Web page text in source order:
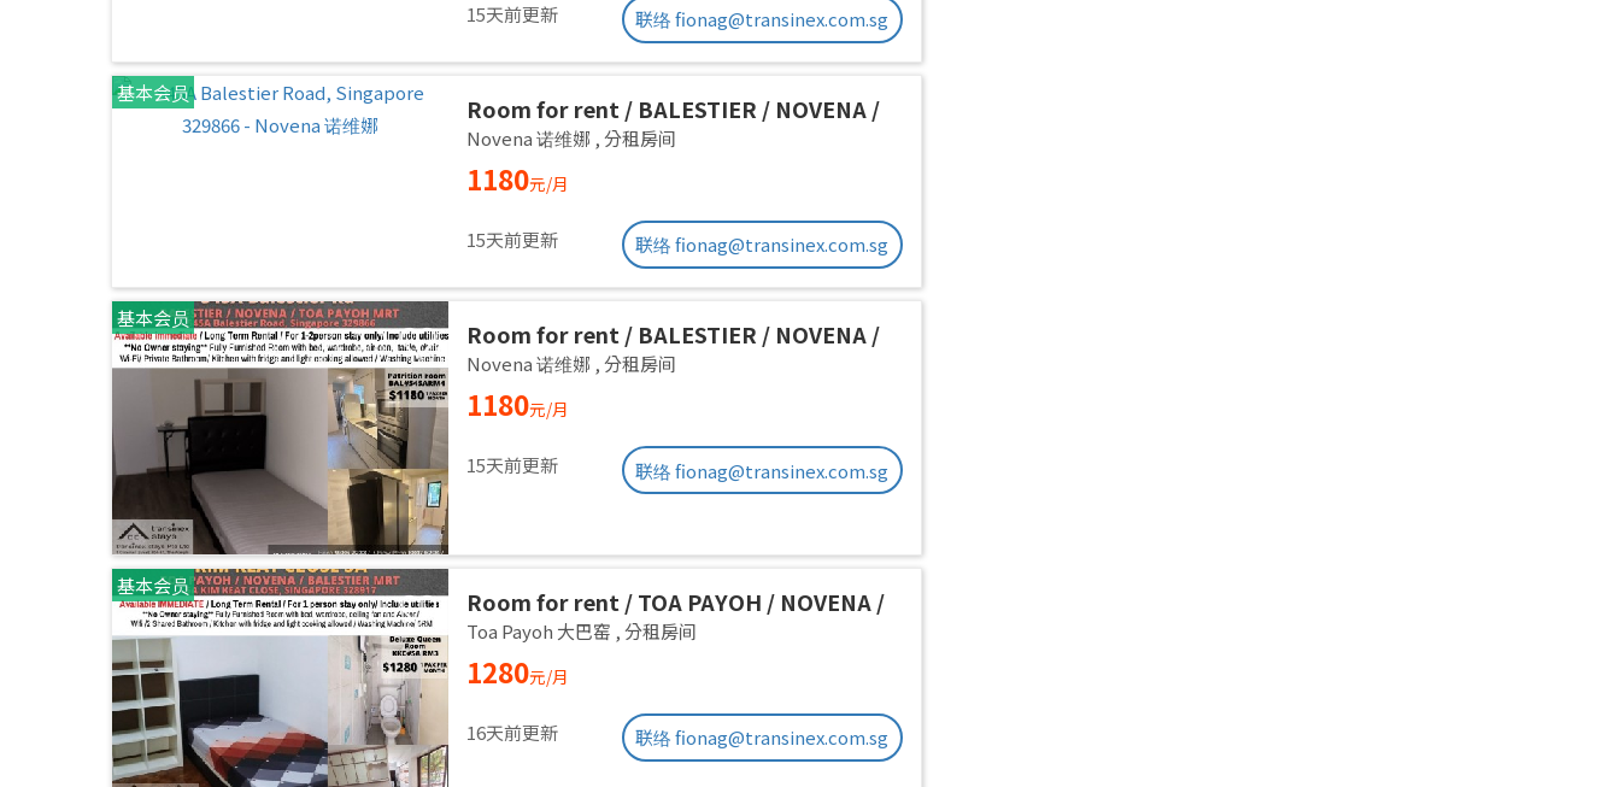
15天前更新 联络 fionag@transinex.com.sg
基本会员
Room for rent / BALESTIER / NOVENA /
Common room / 1pax stay / Available
immediate
Novena 诺维娜 ,分租房间
1180元/月
15天前更新 联络 fionag@transinex.com.sg
基本会员
Room for rent / BALESTIER / NOVENA /
Common room / 1pax stay / Available
immediate
Novena 诺维娜 ,分租房间
1180元/月
15天前更新 联络 fionag@transinex.com.sg
基本会员
Room for rent / TOA PAYOH / NOVENA /
Common room / 1pax stay / Available
immediate
Toa Payoh 大巴窑 ,分租房间
1280元/月
16天前更新 联络 fionag@transinex.com.sg